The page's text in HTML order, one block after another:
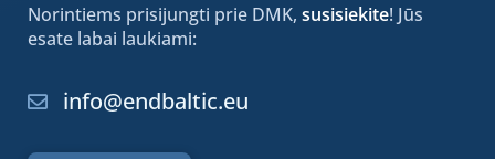
Norintiems prisijungti prie DMK, susisiekite! Jūs
esate labai laukiami:
info@endbaltic.eu